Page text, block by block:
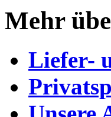
Mehr
Liefer-